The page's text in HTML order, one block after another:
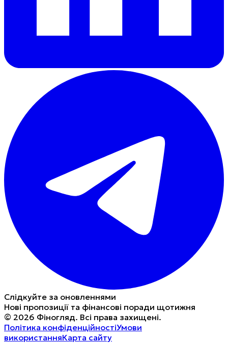
Слідкуйте за оновленнями
Нові пропозиції та фінансові поради щотижня
© 2026 Фіногляд. Всі права захищені.
Політика конфіденційностіУмови
використанняКарта сайту